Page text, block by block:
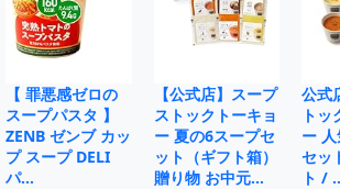
【 罪悪感ゼロの
スープパスタ 】
ZENB ゼンブ カッ
プ スープ DELI
パ…
【公式店】スープ
ストックトーキョ
ー 夏の6スープセ
ット（ギフト箱）
贈り物 お中元…
公式
ト
ー
セッ
ト /